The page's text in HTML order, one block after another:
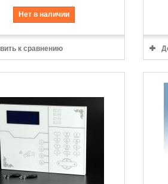
Нет в наличии
к сравнению